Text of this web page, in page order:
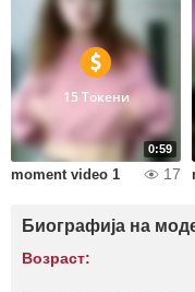
0:59
15 Токени
moment video 1 17
Биографија на
Возраст: